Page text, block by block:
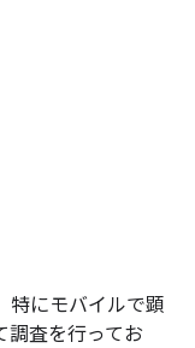
特にモバイルで顕
調査を行ってお